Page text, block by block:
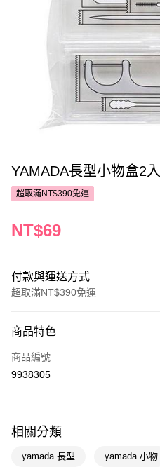
YAMADA長型小物盒2入
超取滿NT$390免運
NT$69
付款與運送方式
超取滿NT$390免運
POYA支付
信用卡一次付款
商品特色
商品編號
9938305
相關分類
yamada 長型 yamada 小物